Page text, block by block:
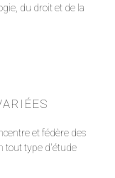
du droit et de la
et fédère des
tout type d'étude